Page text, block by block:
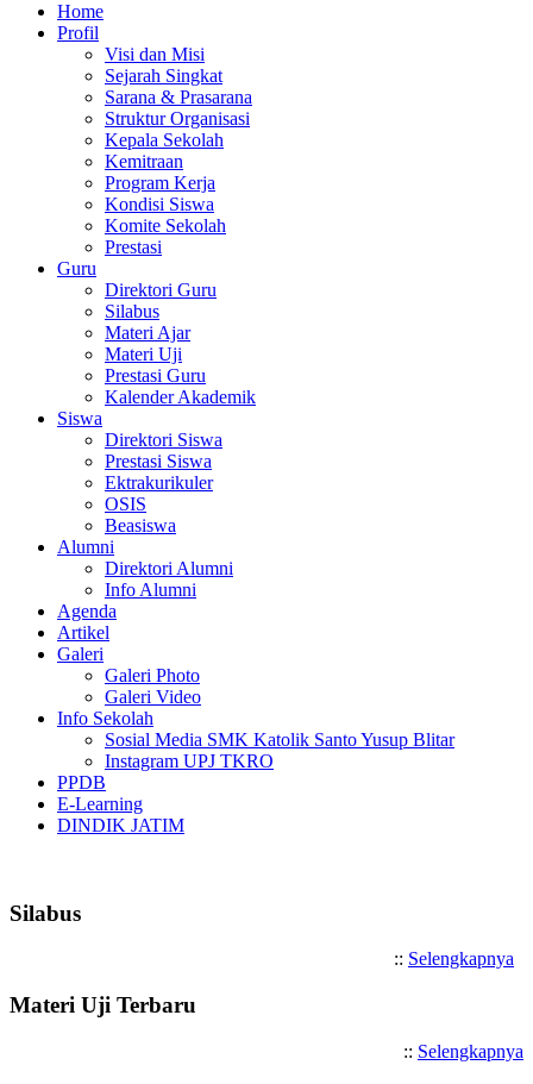
Home
Profil
Visi dan Misi
Sejarah Singkat
Sarana & Prasarana
Struktur Organisasi
Kepala Sekolah
Kemitraan
Program Kerja
Kondisi Siswa
Komite Sekolah
Prestasi
Guru
Direktori Guru
Silabus
Materi Ajar
Materi Uji
Prestasi Guru
Kalender Akademik
Siswa
Direktori Siswa
Prestasi Siswa
Ektrakurikuler
OSIS
Beasiswa
Alumni
Direktori Alumni
Info Alumni
Agenda
Artikel
Galeri
Galeri Photo
Galeri Video
Info Sekolah
Sosial Media SMK Katolik Santo Yusup Blitar
Instagram UPJ TKRO
PPDB
E-Learning
DINDIK JATIM
Silabus
:: Selengkapnya
Materi Uji Terbaru
:: Selengkapnya